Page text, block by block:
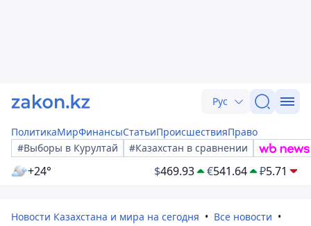
Рус
ПолитикаМирФинансыСтатьиПроисшествияПраво
#Выборы в Курултай
#Казахстан в сравнении
+24° $469.93 €541.64 ₽5.71
Новости Казахстана и мира на сегодня
Все новости